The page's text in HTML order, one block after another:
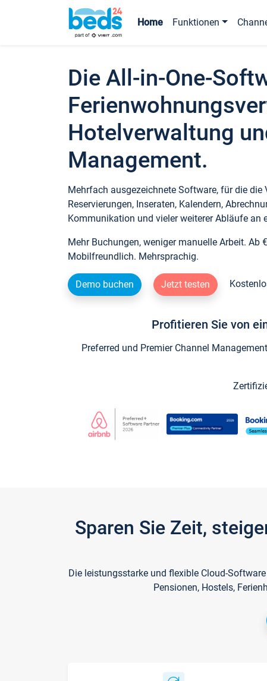
Home Funktionen
Die All-in-One-
Hotelverwaltung
Management.
Mehrfach ausgezeichnete Software, für die die
Reservierungen, Inseraten, Kalendern,
Kommunikation und vieler weiterer Abläufe an
Mehr Buchungen, weniger manuelle Arbeit. Ab
Mobilfreundlich. Mehrsprachig.
Demo buchen Jetzt testen
Profitieren Sie von
Preferred und Premier Channel
Sparen Sie Zeit,
Die leistungsstarke und flexible Cloud-
Pensionen, Hostels,